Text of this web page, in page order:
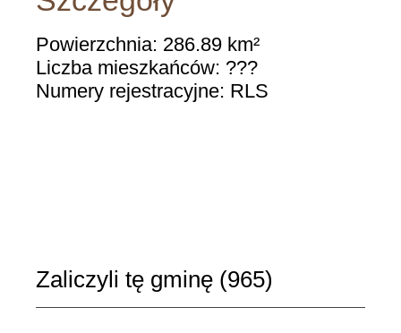
Powierzchnia: 286.89 km²
Liczba mieszkańców: ???
Numery rejestracyjne: RLS
Zaliczyli tę gminę (965)